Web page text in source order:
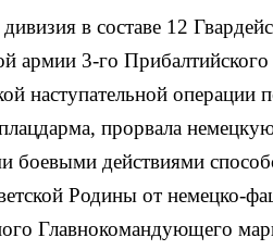
в составе 12
армии 3-го
наступательной операции
прорвала
боевыми действиями
Родины от немецко-
Главнокомандующего